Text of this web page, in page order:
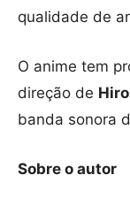
qualidade de
O anime tem
direção de
banda sonora
Sobre o autor